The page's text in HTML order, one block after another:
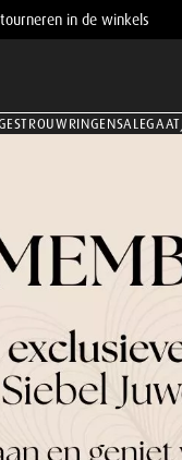
in de winkels
TROUWRINGENSALE